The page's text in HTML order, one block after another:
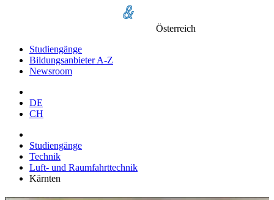
Österreich
Studiengänge
Bildungsanbieter A-Z
Newsroom
DE
CH
Studiengänge
Technik
Luft- und Raumfahrttechnik
Kärnten